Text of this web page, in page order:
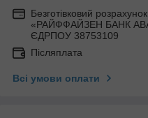
Безготівковий
«РАЙФФАЙЗЕН БАНК
ЄДРПОУ 38753109
Післяплата
Всі умови оплати